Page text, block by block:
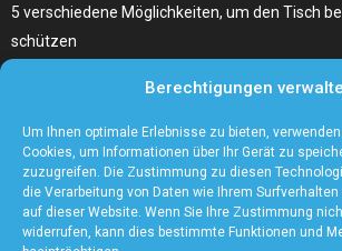
Berechtigungen
Um Ihnen optimale Erlebnisse zu bieten,
Cookies, um Informationen über Ihr Gerät zu
zuzugreifen. Die Zustimmung zu diesen
die Verarbeitung von Daten wie Ihrem
auf dieser Website. Wenn Sie Ihre Zustimmung
widerrufen, kann dies bestimmte Funktionen und
5 verschiedene Möglichkeiten, um den Tisch
schützen
Wählen Sie den richtigen Fleischzuschnitt, wie
Hochrippe vom Rind für Ihr Gericht